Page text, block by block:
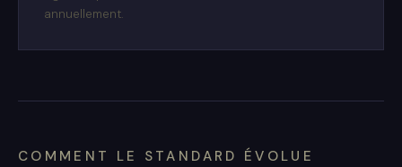
annuellement.
COMMENT LE STANDARD ÉVOLUE